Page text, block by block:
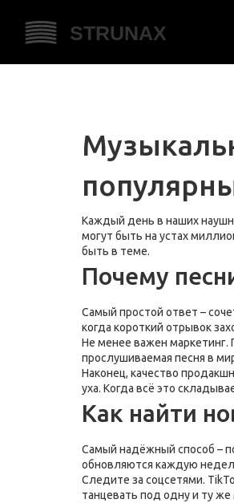
Каждый день в наших
могут быть на устах
быть в теме.
Почему
Самый простой ответ –
когда короткий отрывок
Не менее важен маркетинг.
прослушиваемая песня в
Наконец, качество
уха. Когда всё это
Как найти
Самый надёжный способ –
обновляются каждую
Следите за соцсетями.
танцевать под одну и ту